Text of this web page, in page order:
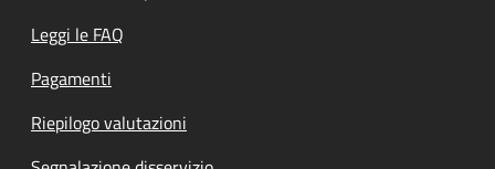
Leggi le FAQ
Pagamenti
Riepilogo valutazioni